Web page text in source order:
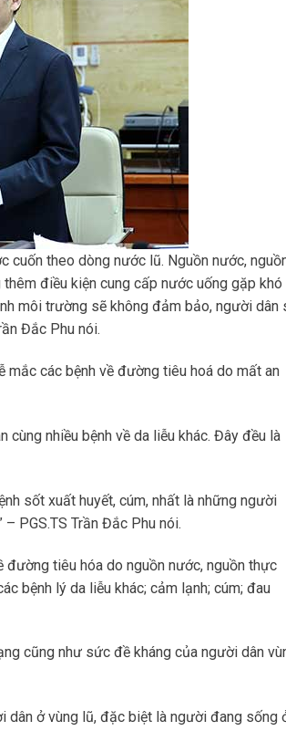
cuốn theo dòng nước lũ. Nguồn nước,
điều kiện cung cấp nước uống gặp khó
môi trường sẽ không đảm bảo, người dân
Đắc Phu nói.
mắc các bệnh về đường tiêu hoá do mất an
cùng nhiều bệnh về da liễu khác. Đây đều là
sốt xuất huyết, cúm, nhất là những người
PGS.TS Trần Đắc Phu nói.
tiêu hóa do nguồn nước, nguồn thực
bệnh lý da liễu khác; cảm lạnh; cúm; đau
cũng như sức đề kháng của người dân
dân ở vùng lũ, đặc biệt là người đang sống